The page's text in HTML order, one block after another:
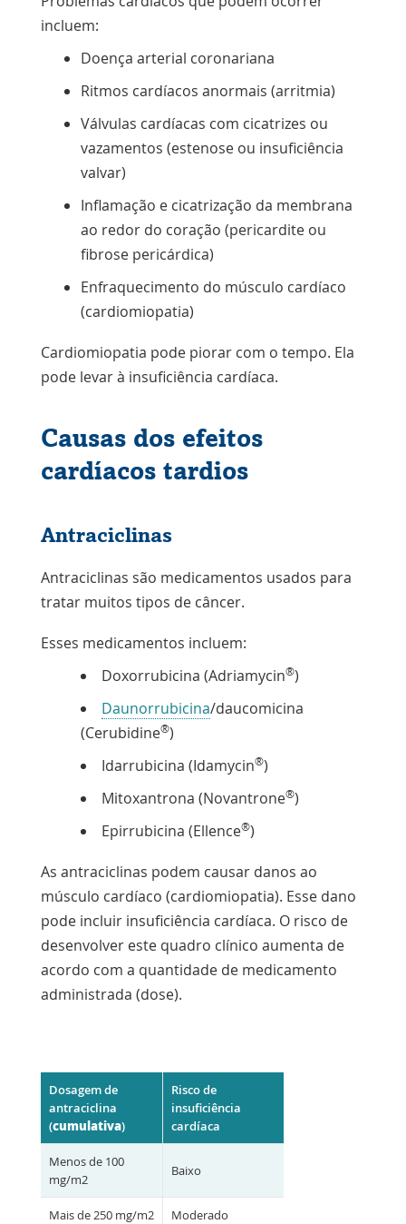
incluem:
Doença arterial coronariana
Ritmos cardíacos anormais (arritmia)
Válvulas cardíacas com cicatrizes ou
vazamentos (estenose ou insuficiência
valvar)
Inflamação e cicatrização da membrana
ao redor do coração (pericardite ou
fibrose pericárdica)
Enfraquecimento do músculo cardíaco
(cardiomiopatia)
Cardiomiopatia pode piorar com o tempo. Ela
pode levar à insuficiência cardíaca.
Causas dos efeitos
cardíacos tardios
Antraciclinas
Antraciclinas são medicamentos usados para
tratar muitos tipos de câncer.
Esses medicamentos incluem:
Doxorrubicina (Adriamycin®)
Daunorrubicina/daucomicina
(Cerubidine®)
Idarrubicina (Idamycin®)
Mitoxantrona (Novantrone®)
Epirrubicina (Ellence®)
As antraciclinas podem causar danos ao
músculo cardíaco (cardiomiopatia). Esse dano
pode incluir insuficiência cardíaca. O risco de
desenvolver este quadro clínico aumenta de
acordo com a quantidade de medicamento
administrada (dose).
Dosagem de
antraciclina
(cumulativa)
Risco de
insuficiência
cardíaca
Menos de 100
mg/m2
Baixo
Mais de 250 mg/m2 Moderado